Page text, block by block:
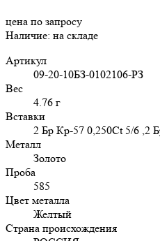
цена по запросу
Наличие: на складе
Артикул
09-20-10БЗ-0102106-РЗ
Вес
4.76 г
Вставки
2 Бр Кр-57 0,250Ct 5/6 ,2
Металл
Золото
Проба
585
Цвет металла
Желтый
Страна происхождения